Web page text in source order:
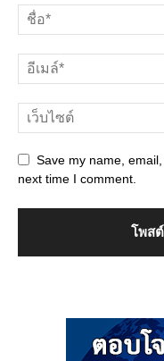
Save my name,
next time I comment.